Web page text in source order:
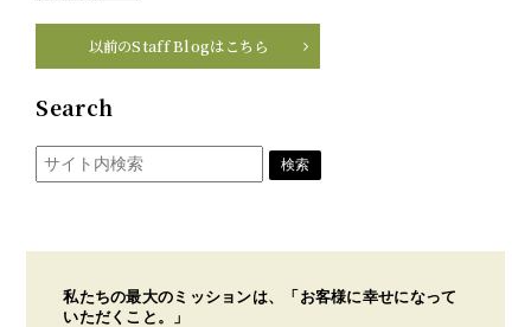
以前のStaff Blogはこちら
Search
私たちの最大のミッションは、「お客様に幸せになって
いただくこと。」